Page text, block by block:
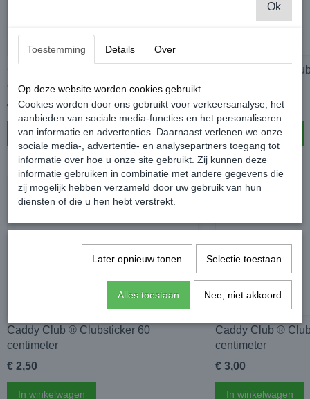
centimeter
€ 1,50
In winkelwagen
Caddy Club ®️
€ 2,00
In winkelwagen
Caddy Club ®️ Clubsticker 60
centimeter
€ 2,50
In winkelwagen
Caddy Club ®️
centimeter
€ 3,00
In winkelwagen
Ok
Toestemming Details Over
Op deze website worden cookies gebruikt
Cookies worden door ons gebruikt voor verkeersanalyse, het
aanbieden van sociale media-functies en het personaliseren
van informatie en advertenties. Daarnaast verlenen we onze
sociale media-, advertentie- en analysepartners toegang tot
informatie over hoe u onze site gebruikt. Zij kunnen deze
informatie gebruiken in combinatie met andere gegevens die
zij mogelijk hebben verzameld door uw gebruik van hun
diensten of die u hen hebt verstrekt.
Later opnieuw tonen Selectie toestaan
Alles toestaan Nee, niet akkoord